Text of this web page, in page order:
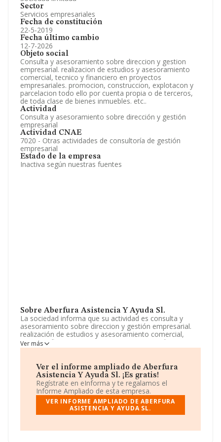
Sector
Servicios empresariales
Fecha de constitución
22-5-2019
Fecha último cambio
12-7-2026
Objeto social
Consulta y asesoramiento sobre direccion y gestion
empresarial. realizacion de estudios y asesoramiento
comercial, tecnico y financiero en proyectos
empresariales. promocion, construccion, explotacon y
parcelacion todo ello por cuenta propia o de terceros,
de toda clase de bienes inmuebles. etc..
Actividad
Consulta y asesoramiento sobre dirección y gestión
empresarial
Actividad CNAE
7020 - Otras actividades de consultoría de gestión
empresarial
Estado de la empresa
Inactiva según nuestras fuentes
Sobre Aberfura Asistencia Y Ayuda Sl.
La sociedad informa que su actividad es consulta y
asesoramiento sobre direccion y gestión empresarial.
realización de estudios y asesoramiento comercial,
tecnico y financiero en proyectos empresariales.
promoción, construcción, explotacon y parcelacion todo
bienes inmuebles. etc. La sociedad está registrada
como Sociedad Limitada. Tiene CNAE: 7020 - '%cnae%'.
La sociedad no tiene actividad en mercados exteriores.
La compañíaAberfura Asistencia y Ayuda S.L, CIF
B88383476, está situada en Calle Domingo Fernandez
núm. 5 Loc 2, (28036), en el municipio de Madrid,
Ver más
Ver el informe ampliado de Aberfura
Asistencia Y Ayuda Sl. ¡Es gratis!
Regístrate en eInforma y te regalamos el
Informe Ampliado de esta empresa.
VER INFORME AMPLIADO DE ABERFURA
ASISTENCIA Y AYUDA SL.